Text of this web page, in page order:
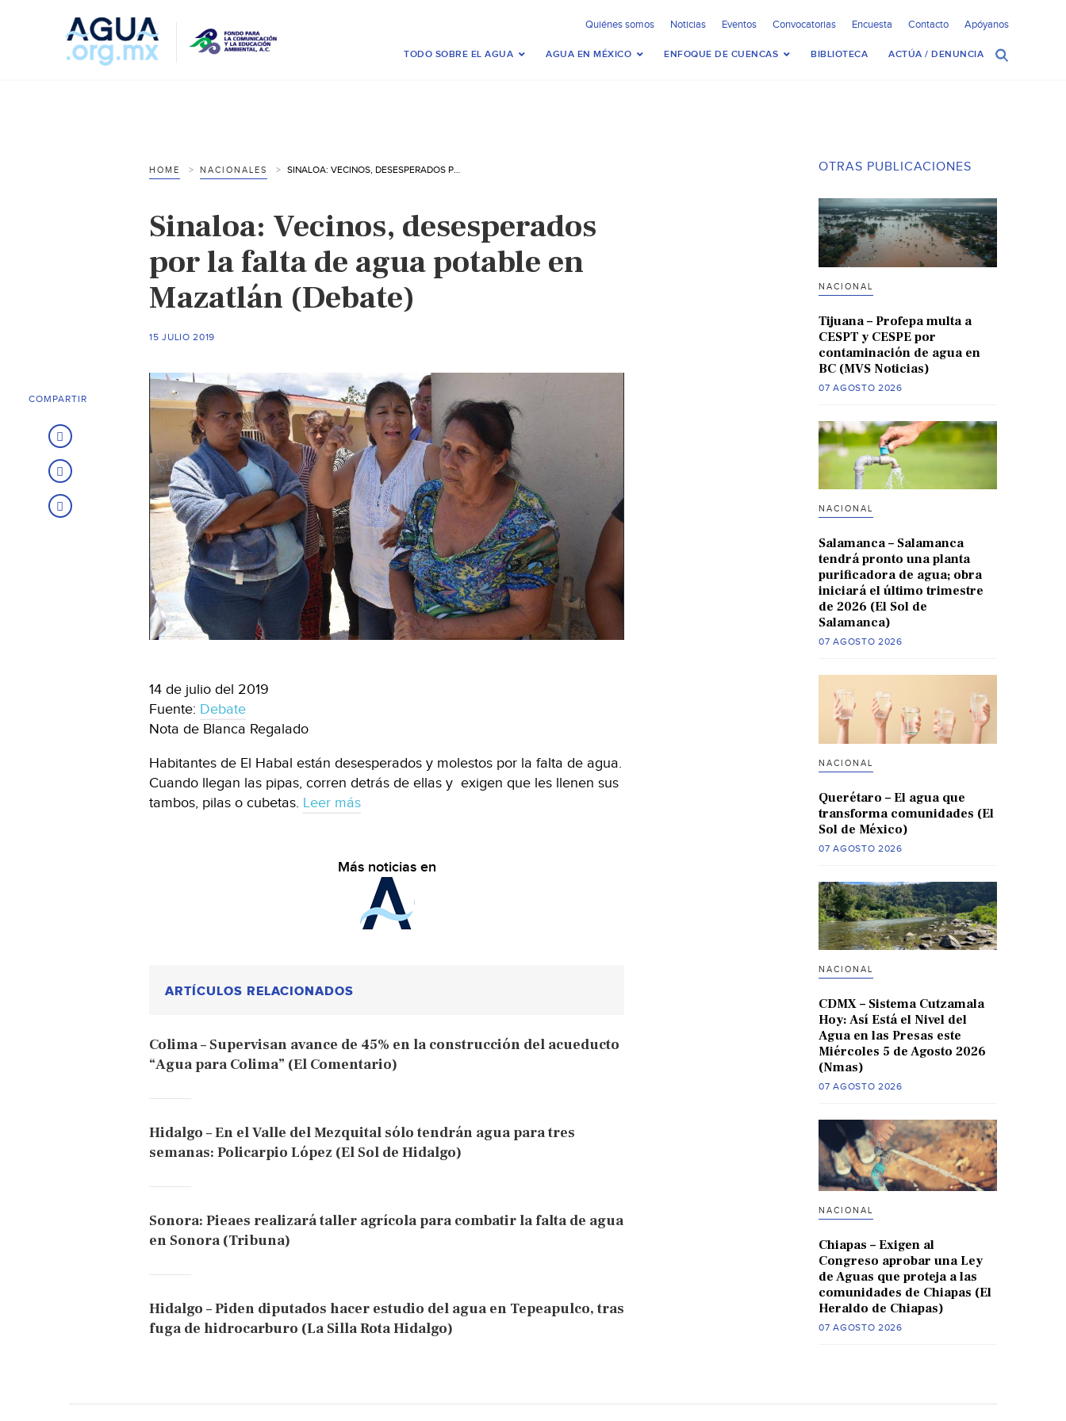
Quiénes somos Noticias Eventos Convocatorias Encuesta Contacto Apóyanos
TODO SOBRE EL AGUA AGUA EN MÉXICO ENFOQUE DE CUENCAS BIBLIOTECA ACTÚA / DENUNCIA
HOME NACIONALES SINALOA: VECINOS, DESESPERADOS POR LA FALTA DE AGUA POTABLE EN MAZATLÁN (DEBATE)
Sinaloa: Vecinos, desesperados
por la falta de agua potable en
Mazatlán (Debate)
15 JULIO 2019
14 de julio del 2019
Fuente: Debate
Nota de Blanca Regalado
Habitantes de El Habal están desesperados y molestos por la falta de agua.
Cuando llegan las pipas, corren detrás de ellas y exigen que les llenen sus
tambos, pilas o cubetas. Leer más
Más noticias en
ARTÍCULOS RELACIONADOS
Colima – Supervisan avance de 45% en la construcción del acueducto
“Agua para Colima” (El Comentario)
Hidalgo – En el Valle del Mezquital sólo tendrán agua para tres
semanas: Policarpio López (El Sol de Hidalgo)
Sonora: Pieaes realizará taller agrícola para combatir la falta de agua
en Sonora (Tribuna)
Hidalgo – Piden diputados hacer estudio del agua en Tepeapulco, tras
fuga de hidrocarburo (La Silla Rota Hidalgo)
COMPARTIR
OTRAS PUBLICACIONES
NACIONAL
Tijuana – Profepa multa a
CESPT y CESPE por
contaminación de agua en
BC (MVS Noticias)
07 AGOSTO 2026
NACIONAL
Salamanca – Salamanca
tendrá pronto una planta
purificadora de agua; obra
iniciará el último trimestre
de 2026 (El Sol de
Salamanca)
07 AGOSTO 2026
NACIONAL
Querétaro – El agua que
transforma comunidades (El
Sol de México)
07 AGOSTO 2026
NACIONAL
CDMX – Sistema Cutzamala
Hoy: Así Está el Nivel del
Agua en las Presas este
Miércoles 5 de Agosto 2026
(Nmas)
07 AGOSTO 2026
NACIONAL
Chiapas – Exigen al
Congreso aprobar una Ley
de Aguas que proteja a las
comunidades de Chiapas (El
Heraldo de Chiapas)
07 AGOSTO 2026